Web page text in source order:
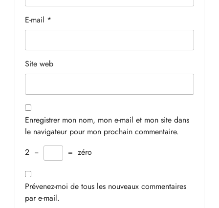
E-mail *
Site web
Enregistrer mon nom, mon e-mail et mon site dans
le navigateur pour mon prochain commentaire.
2 − = zéro
Prévenez-moi de tous les nouveaux commentaires
par e-mail.